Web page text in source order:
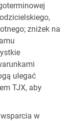
zniżek na
ulegać
TJX, aby
w